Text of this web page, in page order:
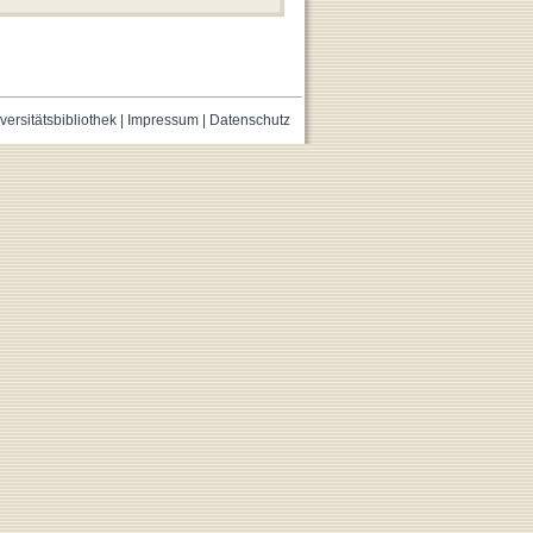
| Impressum| Datenschutz